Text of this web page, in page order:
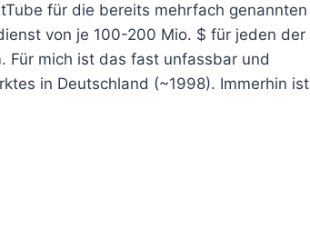
für die bereits mehrfach genannten
von je 100-200 Mio. $ für jeden der
Für mich ist das fast unfassbar und
in Deutschland (~1998). Immerhin ist